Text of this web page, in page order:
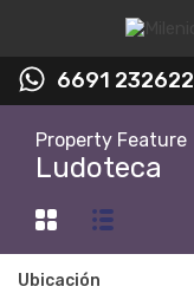
6691 232622
Property Feature
Ludoteca
Ubicación